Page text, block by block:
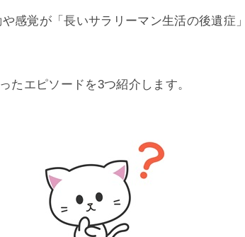
感覚が「長いサラリーマン生活の後遺症
たエピソードを3つ紹介します。